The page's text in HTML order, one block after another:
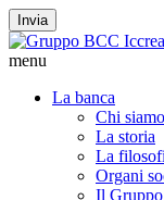
Invia
menu
La banca
Chi siamo
La storia
La
Organi
Il